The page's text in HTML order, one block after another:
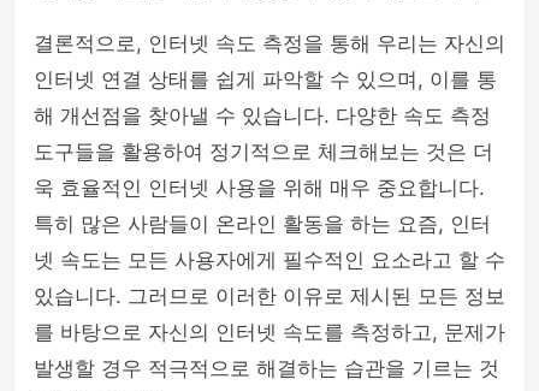
결론적으로, 인터넷 속도 측정을 통해 우리는 자신의
인터넷 연결 상태를 쉽게 파악할 수 있으며, 이를 통
해 개선점을 찾아낼 수 있습니다. 다양한 속도 측정
도구들을 활용하여 정기적으로 체크해보는 것은 더
욱 효율적인 인터넷 사용을 위해 매우 중요합니다.
특히 많은 사람들이 온라인 활동을 하는 요즘, 인터
넷 속도는 모든 사용자에게 필수적인 요소라고 할 수
있습니다. 그러므로 이러한 이유로 제시된 모든 정보
를 바탕으로 자신의 인터넷 속도를 측정하고, 문제가
발생할 경우 적극적으로 해결하는 습관을 기르는 것